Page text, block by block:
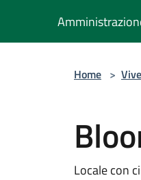
Home >
Locale con